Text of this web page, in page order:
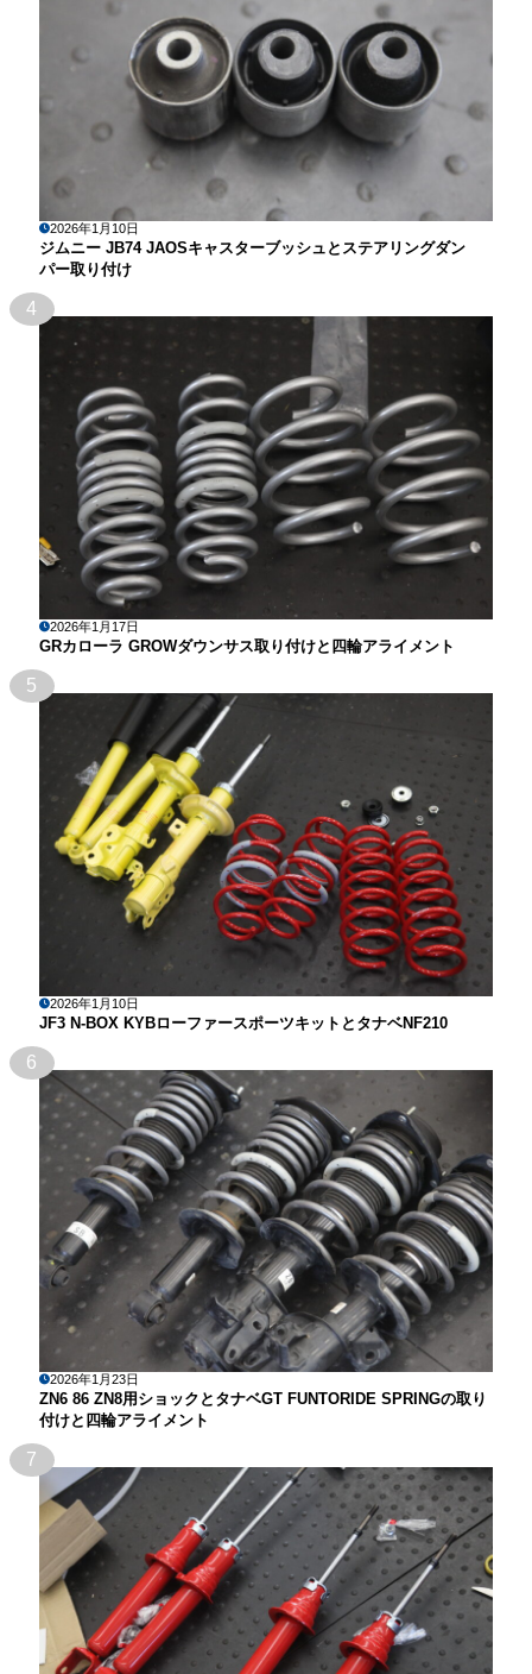
2026年1月10日
ジムニー JB74 JAOSキャスターブッシュとステアリングダン
パー取り付け
4
2026年1月17日
GRカローラ GROWダウンサス取り付けと四輪アライメント
5
2026年1月10日
JF3 N-BOX KYBローファースポーツキットとタナベNF210
6
2026年1月23日
ZN6 86 ZN8用ショックとタナベGT FUNTORIDE SPRINGの取り
付けと四輪アライメント
7